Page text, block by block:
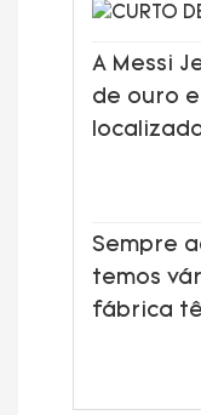
A Messi
de ouro
Sempre
temos
fábrica